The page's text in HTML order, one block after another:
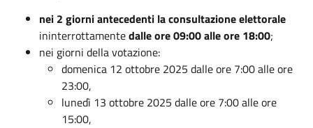
nei 2 giorni antecedenti la consultazione elettorale
ininterrottamentedalle ore 09:00 alle ore 18:00;
nei giorni della votazione:
domenica 12 ottobre 2025 dalle ore 7:00 alle ore
23:00,
lunedì 13 ottobre 2025 dalle ore 7:00 alle ore
15:00,